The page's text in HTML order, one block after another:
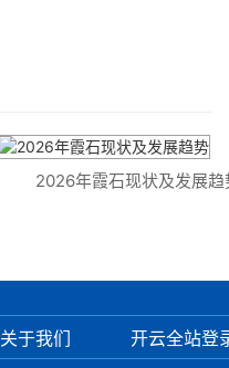
2026年霞石现状及发展趋势
关于我们 开云全站登